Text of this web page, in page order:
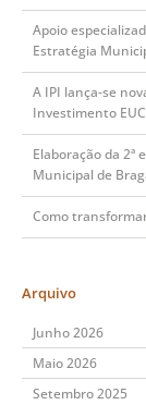
Apoio
Estratégia
A IPI lança-se
Investimento
Elaboração da 2ª
Municipal de
Como
Arquivo
Junho 2026
Maio 2026
Setembro 2025